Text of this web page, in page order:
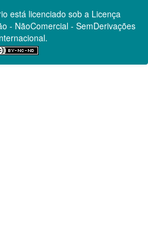
está licenciado sob a Licença
- NãoComercial - SemDerivações